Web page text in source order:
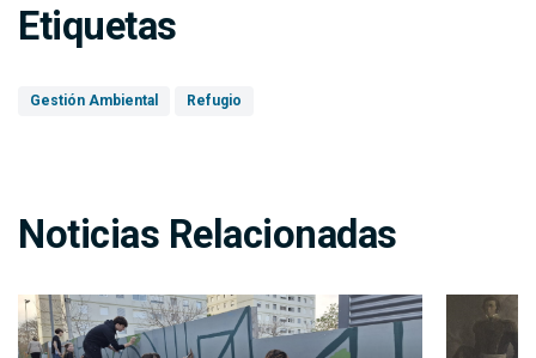
Etiquetas
Gestión Ambiental Refugio
Noticias Relacionadas